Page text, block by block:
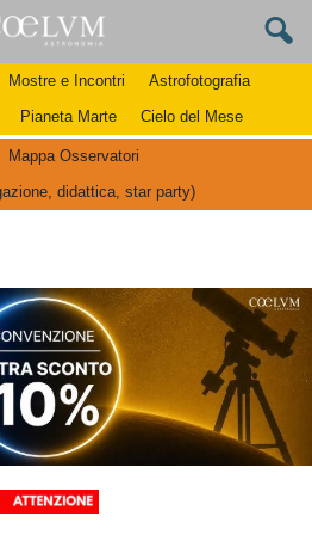
Mostre e Incontri
Astrofotografia
Pianeta Marte Cielo del Mese
Mappa Osservatori
didattica, star party)